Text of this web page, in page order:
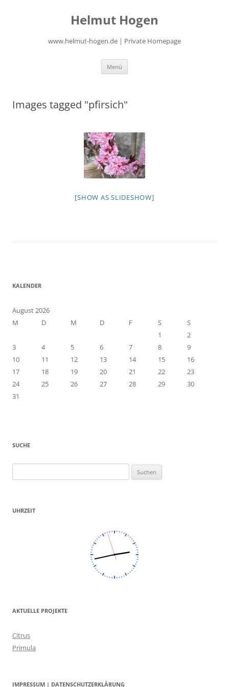
Helmut Hogen
www.helmut-hogen.de | Private Homepage
Menü
Images tagged "pfirsich"
[SHOW AS SLIDESHOW]
KALENDER
August 2026
M
D M D F S
S
1
2
3
4 5 6 7 8
9
10
11 12 13 14 15
16
17
18 19 20 21 22
23
24
25 26 27 28 29
30
31
SUCHE
nach:
UHRZEIT
AKTUELLE PROJEKTE
Citrus
Primula
IMPRESSUM | DATENSCHUTZERKLÄRUNG